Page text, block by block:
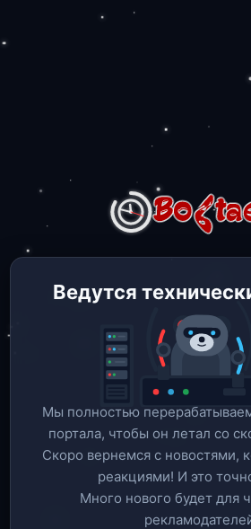
Ведутся
Мы полностью
портала, чтобы он летал со
Скоро вернемся c новостями,
реакциями! И это
Много нового будет для